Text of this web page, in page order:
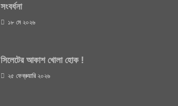
সংবর্ধনা
১৮ মে ২০২৬
সিলেটের আকাশ খোলা হোক !
২৫ ফেব্রুয়ারি ২০২৬